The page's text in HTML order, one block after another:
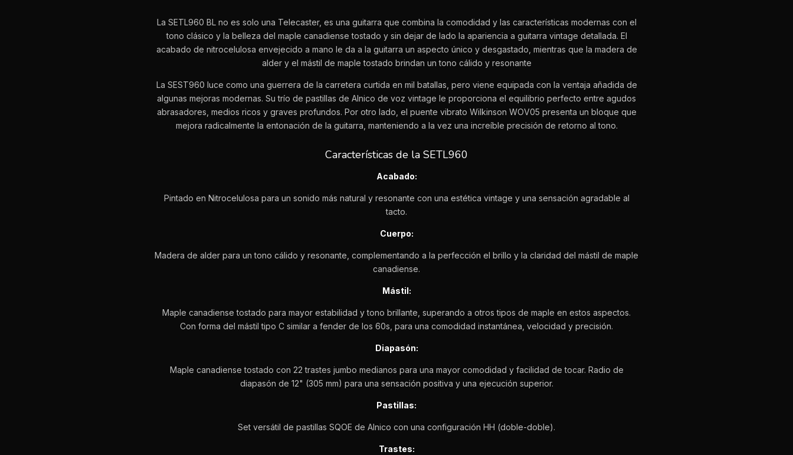
La SETL960 BL no es solo una Telecaster, es una guitarra que combina la comodidad y las características modernas con el
tono clásico y la belleza del maple canadiense tostado y sin dejar de lado la apariencia a guitarra vintage detallada. El
acabado de nitrocelulosa envejecido a mano le da a la guitarra un aspecto único y desgastado, mientras que la madera de
alder y el mástil de maple tostado brindan un tono cálido y resonante
La SEST960 luce como una guerrera de la carretera curtida en mil batallas, pero viene equipada con la ventaja añadida de
algunas mejoras modernas. Su trío de pastillas de Alnico de voz vintage le proporciona el equilibrio perfecto entre agudos
abrasadores, medios ricos y graves profundos. Por otro lado, el puente vibrato Wilkinson WOV05 presenta un bloque que
mejora radicalmente la entonación de la guitarra, manteniendo a la vez una increíble precisión de retorno al tono.
Características de la SETL960
Acabado:
Pintado en Nitrocelulosa para un sonido más natural y resonante con una estética vintage y una sensación agradable al
tacto.
Cuerpo:
Madera de alder para un tono cálido y resonante, complementando a la perfección el brillo y la claridad del mástil de maple
canadiense.
Mástil:
Maple canadiense tostado para mayor estabilidad y tono brillante, superando a otros tipos de maple en estos aspectos.
Con forma del mástil tipo C similar a fender de los 60s, para una comodidad instantánea, velocidad y precisión.
Diapasón:
Maple canadiense tostado con 22 trastes jumbo medianos para una mayor comodidad y facilidad de tocar. Radio de
diapasón de 12" (305 mm) para una sensación positiva y una ejecución superior.
Pastillas:
Set versátil de pastillas SQOE de Alnico con una configuración HH (doble-doble).
Trastes: